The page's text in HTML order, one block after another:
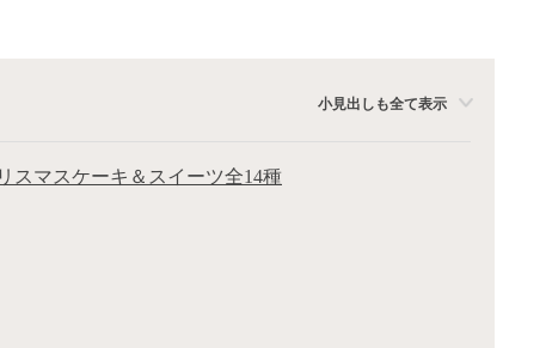
小見出しも全て表示
スマスケーキ＆スイーツ全14種